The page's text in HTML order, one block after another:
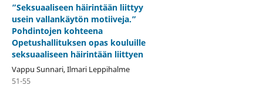
”Seksuaaliseen häirintään liittyy
usein vallankäytön motiiveja.”
Pohdintojen kohteena
Opetushallituksen opas kouluille
seksuaaliseen häirintään liittyen
Vappu Sunnari, Ilmari Leppihalme
51-55